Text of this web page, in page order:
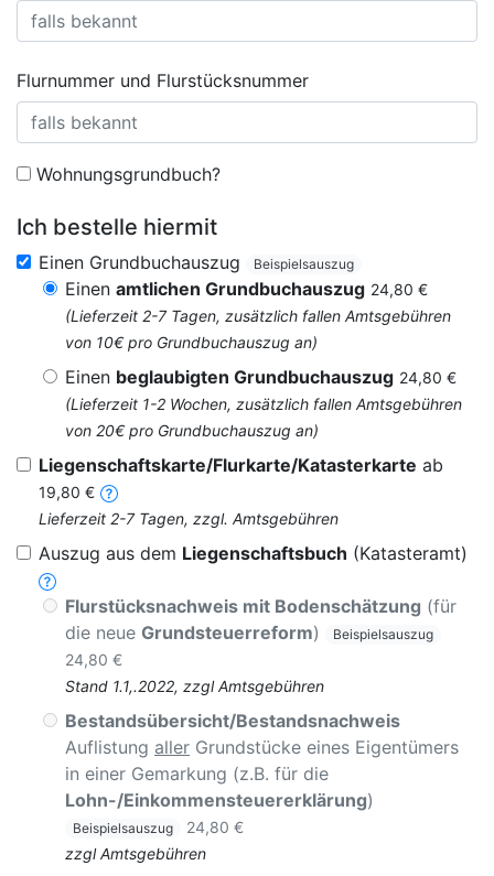
Flurnummer und Flurstücksnummer
Wohnungsgrundbuch?
Ich bestelle hiermit
Einen Grundbuchauszug Beispielsauszug
Einen amtlichen Grundbuchauszug 24,80 €
(Lieferzeit 2-7 Tagen, zusätzlich fallen Amtsgebühren
von 10€ pro Grundbuchauszug an)
Einen beglaubigten Grundbuchauszug 24,80 €
(Lieferzeit 1-2 Wochen, zusätzlich fallen Amtsgebühren
von 20€ pro Grundbuchauszug an)
Liegenschaftskarte/Flurkarte/Katasterkarte ab
19,80 €
Lieferzeit 2-7 Tagen, zzgl. Amtsgebühren
Auszug aus dem Liegenschaftsbuch (Katasteramt)
Flurstücksnachweis mit Bodenschätzung (für
die neue Grundsteuerreform) Beispielsauszug
24,80 €
Stand 1.1,.2022, zzgl Amtsgebühren
Bestandsübersicht/Bestandsnachweis
Auflistung aller Grundstücke eines Eigentümers
in einer Gemarkung (z.B. für die
Lohn-/Einkommensteuererklärung)
Beispielsauszug
24,80 €
zzgl Amtsgebühren